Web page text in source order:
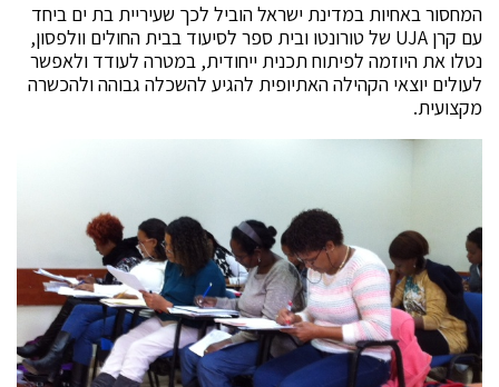
המחסור באחיות במדינת ישראל הוביל לכך שעיריית בת ים ביחד
עם קרן UJA של טורונטו ובית ספר לסיעוד בבית החולים וולפסון,
נטלו את היוזמה לפיתוח תכנית ייחודית, במטרה לעודד ולאפשר
לעולים יוצאי הקהילה האתיופית להגיע להשכלה גבוהה ולהכשרה
מקצועית.